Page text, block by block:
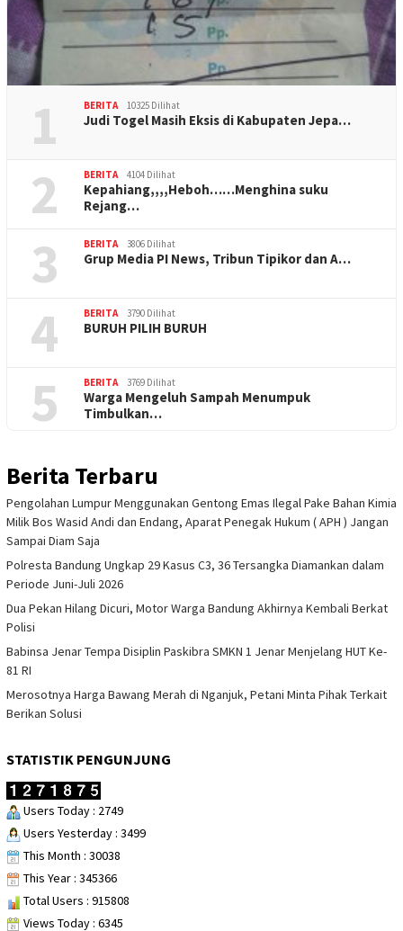
1 BERITA 10325 Dilihat
Judi Togel Masih Eksis di Kabupaten Jepa…
2 BERITA 4104 Dilihat
Kepahiang,,,,Heboh……Menghina suku
Rejang…
3 BERITA 3806 Dilihat
Grup Media PI News, Tribun Tipikor dan A…
4 BERITA 3790 Dilihat
BURUH PILIH BURUH
5 BERITA 3769 Dilihat
Warga Mengeluh Sampah Menumpuk
Timbulkan…
Berita Terbaru
Pengolahan Lumpur Menggunakan Gentong Emas Ilegal Pake Bahan Kimia
Milik Bos Wasid Andi dan Endang, Aparat Penegak Hukum ( APH ) Jangan
Sampai Diam Saja
Polresta Bandung Ungkap 29 Kasus C3, 36 Tersangka Diamankan dalam
Periode Juni-Juli 2026
Dua Pekan Hilang Dicuri, Motor Warga Bandung Akhirnya Kembali Berkat
Polisi
Babinsa Jenar Tempa Disiplin Paskibra SMKN 1 Jenar Menjelang HUT Ke-
81 RI
Merosotnya Harga Bawang Merah di Nganjuk, Petani Minta Pihak Terkait
Berikan Solusi
STATISTIK PENGUNJUNG
Users Today : 2749
Users Yesterday : 3499
This Month : 30038
This Year : 345366
Total Users : 915808
Views Today : 6345